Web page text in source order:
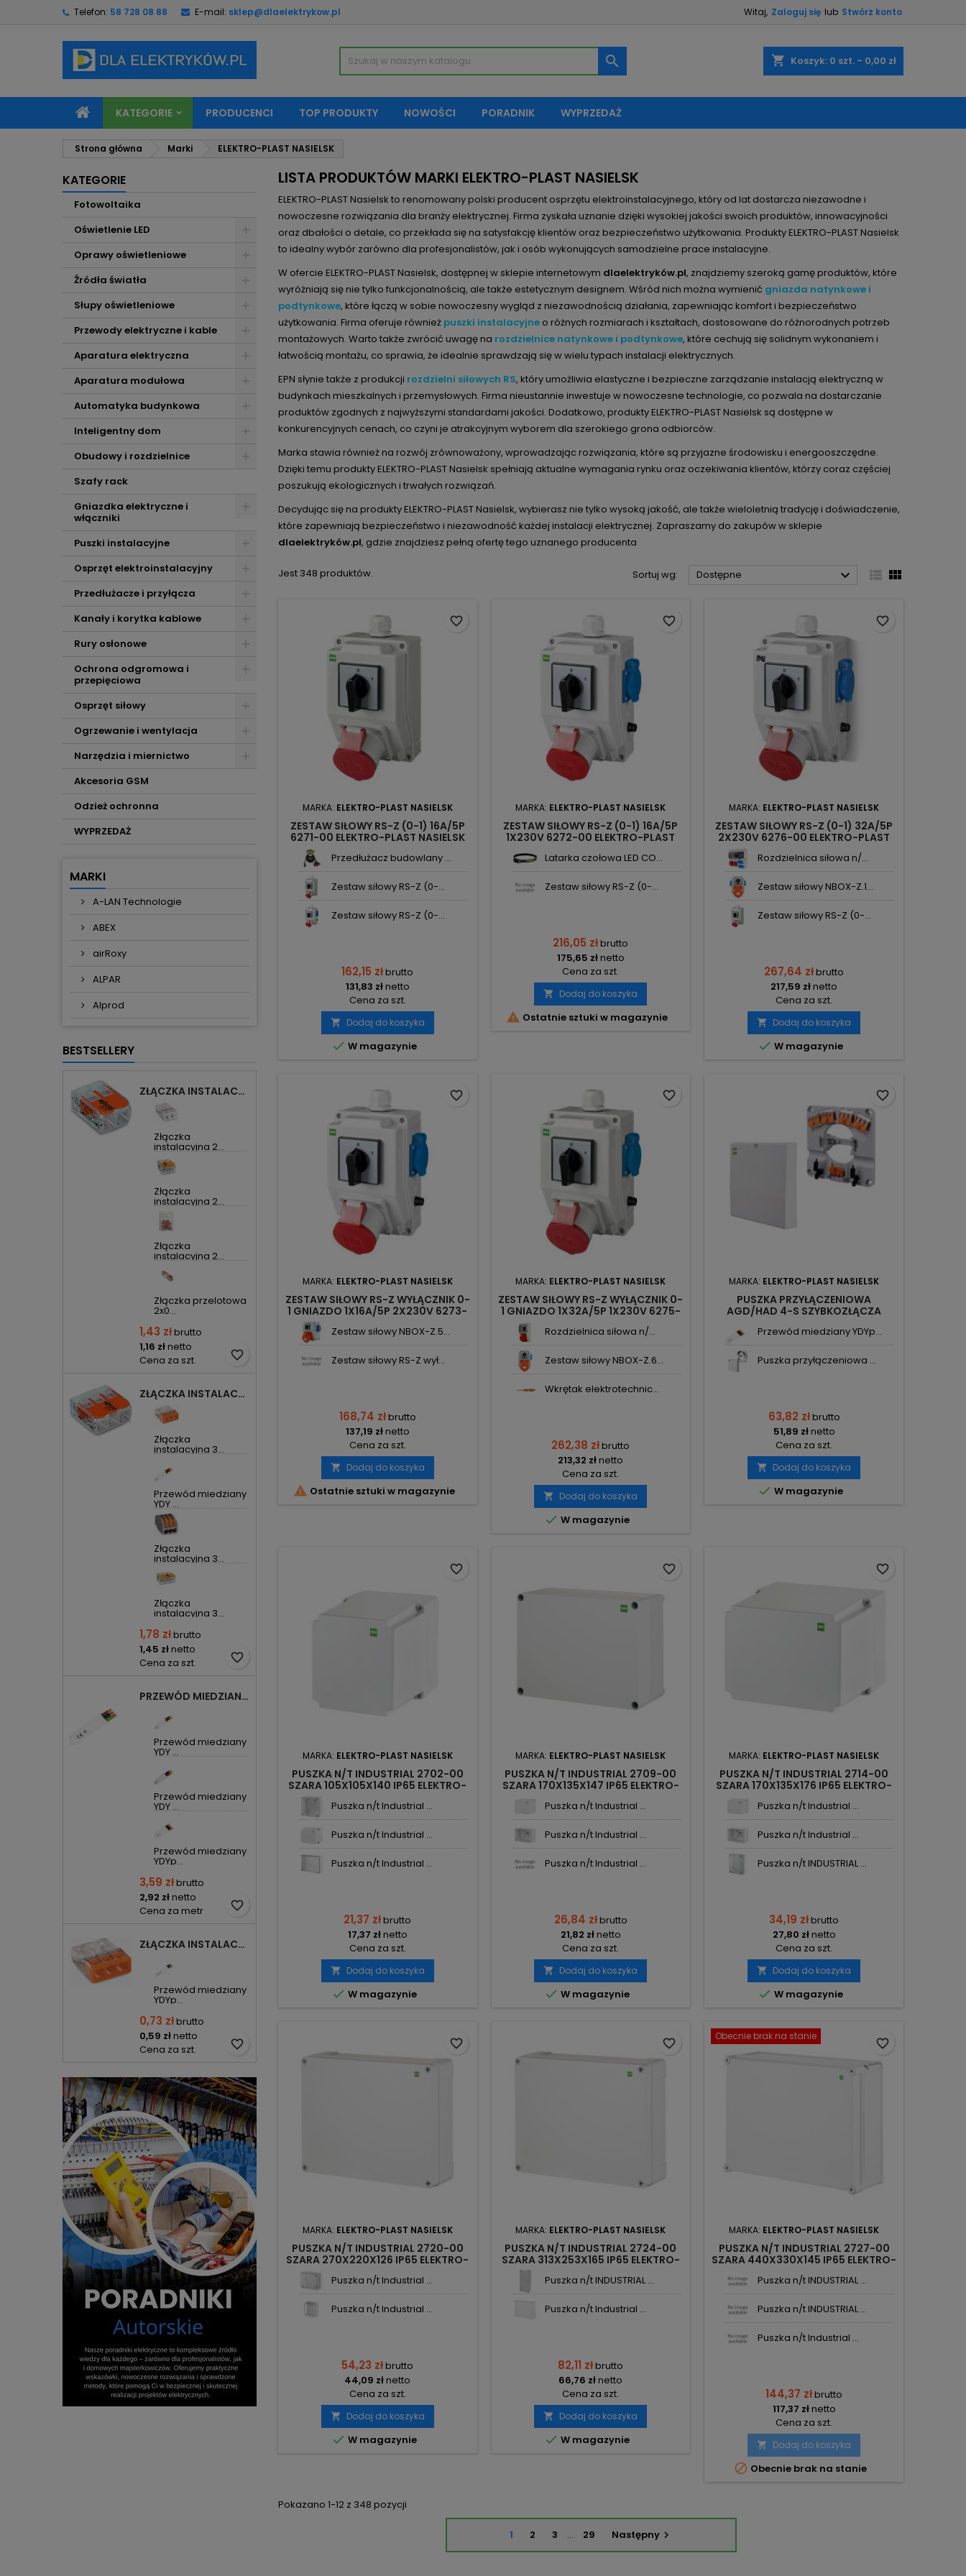
Telefon: 58 728 08 88 E-mail: sklep@dlaelektrykow.pl Witaj, Zaloguj się lub Stwórz konto
shopping_cart Koszyk: 0 szt. - 0,00 zł

KATEGORIE PRODUCENCI TOP PRODUKTY NOWOŚCI PORADNIK WYPRZEDAŻ
Strona główna Marki ELEKTRO-PLAST NASIELSK
KATEGORIE
Fotowoltaika
Oświetlenie LED
Oprawy oświetleniowe
Źródła światła
Słupy oświetleniowe
Przewody elektryczne i kable
Aparatura elektryczna
Aparatura modułowa
Automatyka budynkowa
Inteligentny dom
Obudowy i rozdzielnice
Szafy rack
Gniazdka elektryczne i
włączniki
Puszki instalacyjne
Osprzęt elektroinstalacyjny
Przedłużacze i przyłącza
Kanały i korytka kablowe
Rury osłonowe
Ochrona odgromowa i
przepięciowa
Osprzęt siłowy
Ogrzewanie i wentylacja
Narzędzia i miernictwo
Akcesoria GSM
Odzież ochronna
WYPRZEDAŻ
MARKI
A-LAN Technologie
ABEX
airRoxy
ALPAR
Alprod
BESTSELLERY
ZŁĄCZKA INSTALACYJNA 2X UNIWERSALNA COMPACT 221-412 WAGO
Złączka
instalacyjna 2...
Złączka
instalacyjna 2...
Złączka
instalacyjna 2...
Złączka przelotowa
2x0...
1,43 złbrutto
1,16 złnetto
Cena za szt.
favorite_border
ZŁĄCZKA INSTALACYJNA 3X UNIWERSALNA COMPACT 221-413 WAGO
Złączka
instalacyjna 3...
Przewód miedziany
YDY ...
Złączka
instalacyjna 3...
Złączka
instalacyjna 3...
1,78 złbrutto
1,45 złnetto
Cena za szt.
favorite_border
PRZEWÓD MIEDZIANY YDYP DRUT 3X1,5MM2 ŻO 450/750V
Przewód miedziany
YDY ...
Przewód miedziany
YDY ...
Przewód miedziany
YDYp...
3,59 złbrutto
2,92 złnetto
Cena za metr
favorite_border
ZŁĄCZKA INSTALACYJNA 3X COMPACT POMARAŃCZOWA 2273-203 WAGO
Przewód miedziany
YDYp...
0,73 złbrutto
0,59 złnetto
Cena za szt.
favorite_border
LISTA PRODUKTÓW MARKI ELEKTRO-PLAST NASIELSK
ELEKTRO-PLAST Nasielsk to renomowany polski producent osprzętu elektroinstalacyjnego, który od lat dostarcza niezawodne i
nowoczesne rozwiązania dla branży elektrycznej. Firma zyskała uznanie dzięki wysokiej jakości swoich produktów, innowacyjności
oraz dbałości o detale, co przekłada się na satysfakcję klientów oraz bezpieczeństwo użytkowania. Produkty ELEKTRO-PLAST Nasielsk
to idealny wybór zarówno dla profesjonalistów, jak i osób wykonujących samodzielne prace instalacyjne.
W ofercie ELEKTRO-PLAST Nasielsk, dostępnej w sklepie internetowym dlaelektryków.pl, znajdziemy szeroką gamę produktów, które
wyróżniają się nie tylko funkcjonalnością, ale także estetycznym designem. Wśród nich można wymienić gniazda natynkowe i
podtynkowe, które łączą w sobie nowoczesny wygląd z niezawodnością działania, zapewniając komfort i bezpieczeństwo
użytkowania. Firma oferuje również puszki instalacyjne o różnych rozmiarach i kształtach, dostosowane do różnorodnych potrzeb
montażowych. Warto także zwrócić uwagę na rozdzielnice natynkowe i podtynkowe, które cechują się solidnym wykonaniem i
łatwością montażu, co sprawia, że idealnie sprawdzają się w wielu typach instalacji elektrycznych.
EPN słynie także z produkcji rozdzielni siłowych RS, który umożliwia elastyczne i bezpieczne zarządzanie instalacją elektryczną w
budynkach mieszkalnych i przemysłowych. Firma nieustannie inwestuje w nowoczesne technologie, co pozwala na dostarczanie
produktów zgodnych z najwyższymi standardami jakości. Dodatkowo, produkty ELEKTRO-PLAST Nasielsk są dostępne w
konkurencyjnych cenach, co czyni je atrakcyjnym wyborem dla szerokiego grona odbiorców.
Marka stawia również na rozwój zrównoważony, wprowadzając rozwiązania, które są przyjazne środowisku i energooszczędne.
Dzięki temu produkty ELEKTRO-PLAST Nasielsk spełniają aktualne wymagania rynku oraz oczekiwania klientów, którzy coraz częściej
poszukują ekologicznych i trwałych rozwiązań.
Decydując się na produkty ELEKTRO-PLAST Nasielsk, wybierasz nie tylko wysoką jakość, ale także wieloletnią tradycję i doświadczenie,
które zapewniają bezpieczeństwo i niezawodność każdej instalacji elektrycznej. Zapraszamy do zakupów w sklepie
dlaelektryków.pl, gdzie znajdziesz pełną ofertę tego uznanego producenta
Jest 348 produktów. Sortuj wg: Dostępne   
MARKA: ELEKTRO-PLAST NASIELSK
ZESTAW SIŁOWY RS-Z (0-1) 16A/5P
6271-00 ELEKTRO-PLAST NASIELSK
Przedłużacz budowlany ...
Zestaw siłowy RS-Z (0-...
Zestaw siłowy RS-Z (0-...
162,15 złbrutto
131,83 złnetto
Cena za szt.
 Dodaj do koszyka
 W magazynie
favorite_border
MARKA: ELEKTRO-PLAST NASIELSK
ZESTAW SIŁOWY RS-Z (0-1) 16A/5P
1X230V 6272-00 ELEKTRO-PLAST
Latarka czołowa LED CO...
Zestaw siłowy RS-Z (0-...
216,05 złbrutto
175,65 złnetto
Cena za szt.
 Dodaj do koszyka
 Ostatnie sztuki w magazynie
favorite_border
MARKA: ELEKTRO-PLAST NASIELSK
ZESTAW SIŁOWY RS-Z (0-1) 32A/5P
2X230V 6276-00 ELEKTRO-PLAST
Rozdzielnica siłowa n/...
Zestaw siłowy NBOX-Z.1...
Zestaw siłowy RS-Z (0-...
267,64 złbrutto
217,59 złnetto
Cena za szt.
 Dodaj do koszyka
 W magazynie
favorite_border
MARKA: ELEKTRO-PLAST NASIELSK
ZESTAW SIŁOWY RS-Z WYŁĄCZNIK 0-
1 GNIAZDO 1X16A/5P 2X230V 6273-
00 ELEKTRO-PLAST NASIELSK
Zestaw siłowy NBOX-Z.5...
Zestaw siłowy RS-Z wył...
168,74 złbrutto
137,19 złnetto
Cena za szt.
 Dodaj do koszyka
 Ostatnie sztuki w magazynie
favorite_border
MARKA: ELEKTRO-PLAST NASIELSK
ZESTAW SIŁOWY RS-Z WYŁĄCZNIK 0-
1 GNIAZDO 1X32A/5P 1X230V 6275-
00 ELEKTRO-PLAST NASIELSK
Rozdzielnica siłowa n/...
Zestaw siłowy NBOX-Z.6...
Wkrętak elektrotechnic...
262,38 złbrutto
213,32 złnetto
Cena za szt.
 Dodaj do koszyka
 W magazynie
favorite_border
MARKA: ELEKTRO-PLAST NASIELSK
PUSZKA PRZYŁĄCZENIOWA
AGD/HAD 4-S SZYBKOZŁĄCZA
Przewód miedziany YDYp...
Puszka przyłączeniowa ...
63,82 złbrutto
51,89 złnetto
Cena za szt.
 Dodaj do koszyka
 W magazynie
favorite_border
MARKA: ELEKTRO-PLAST NASIELSK
PUSZKA N/T INDUSTRIAL 2702-00
SZARA 105X105X140 IP65 ELEKTRO-
Puszka n/t Industrial ...
Puszka n/t Industrial ...
Puszka n/t Industrial ...
21,37 złbrutto
17,37 złnetto
Cena za szt.
 Dodaj do koszyka
 W magazynie
favorite_border
MARKA: ELEKTRO-PLAST NASIELSK
PUSZKA N/T INDUSTRIAL 2709-00
SZARA 170X135X147 IP65 ELEKTRO-
Puszka n/t Industrial ...
Puszka n/t Industrial ...
Puszka n/t Industrial ...
26,84 złbrutto
21,82 złnetto
Cena za szt.
 Dodaj do koszyka
 W magazynie
favorite_border
MARKA: ELEKTRO-PLAST NASIELSK
PUSZKA N/T INDUSTRIAL 2714-00
SZARA 170X135X176 IP65 ELEKTRO-
Puszka n/t Industrial ...
Puszka n/t Industrial ...
Puszka n/t INDUSTRIAL ...
34,19 złbrutto
27,80 złnetto
Cena za szt.
 Dodaj do koszyka
 W magazynie
favorite_border
MARKA: ELEKTRO-PLAST NASIELSK
PUSZKA N/T INDUSTRIAL 2720-00
SZARA 270X220X126 IP65 ELEKTRO-
Puszka n/t Industrial ...
Puszka n/t Industrial ...
54,23 złbrutto
44,09 złnetto
Cena za szt.
 Dodaj do koszyka
 W magazynie
favorite_border
MARKA: ELEKTRO-PLAST NASIELSK
PUSZKA N/T INDUSTRIAL 2724-00
SZARA 313X253X165 IP65 ELEKTRO-
Puszka n/t INDUSTRIAL ...
Puszka n/t Industrial ...
82,11 złbrutto
66,76 złnetto
Cena za szt.
 Dodaj do koszyka
 W magazynie
favorite_border
Obecnie brak na stanie
MARKA: ELEKTRO-PLAST NASIELSK
PUSZKA N/T INDUSTRIAL 2727-00
SZARA 440X330X145 IP65 ELEKTRO-
Puszka n/t INDUSTRIAL ...
Puszka n/t INDUSTRIAL ...
Puszka n/t Industrial ...
144,37 złbrutto
117,37 złnetto
Cena za szt.
 Dodaj do koszyka
 Obecnie brak na stanie
favorite_border
Pokazano 1-12 z 348 pozycji
1 2 3 … 29 Następny
Moje listy życzeń
Utwórz nową listę
((modalTitle))
((confirmMessage))
Utwórz listę życzeń
Zaloguj się
Musisz być zalogowany by zapisać produkty na swojej liście życzeń.